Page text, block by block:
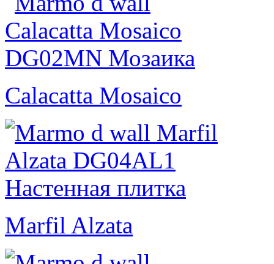
Calacatta Mosaico
Marfil Alzata